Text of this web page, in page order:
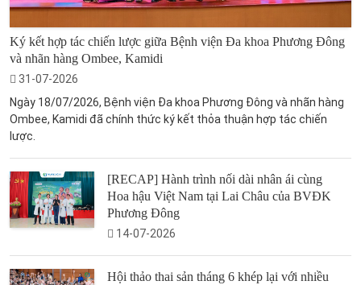
Ký kết hợp tác chiến lược giữa Bệnh viện Đa khoa Phương Đông
và nhãn hàng Ombee, Kamidi
31-07-2026
Ngày 18/07/2026, Bệnh viện Đa khoa Phương Đông và nhãn hàng
Ombee, Kamidi đã chính thức ký kết thỏa thuận hợp tác chiến
lược.
[RECAP] Hành trình nối dài nhân ái cùng
Hoa hậu Việt Nam tại Lai Châu của BVĐK
Phương Đông
14-07-2026
Hội thảo thai sản tháng 6 khép lại với nhiều